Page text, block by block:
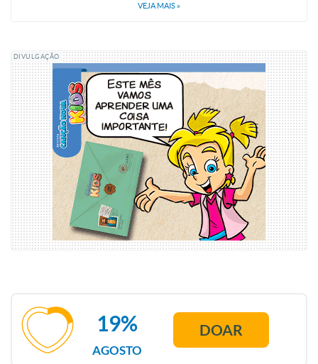
VEJA MAIS »
DIVULGAÇÃO
AGOSTO
19% DOAR